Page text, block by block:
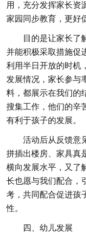
用，充分发挥家长资
家园同步教育，更好
目的是让家长了
并能积极采取措施促
利用半日开放的时机
发展情况，家长参与
料，都展示在我们的
搜集工作，他们的辛
有利于孩子的发展。
活动后从反馈意
拼插出楼房、家具真
横向发展水平，又了
长也愿与我们配合，
考，共同配合促进孩
性。
四、幼儿发展